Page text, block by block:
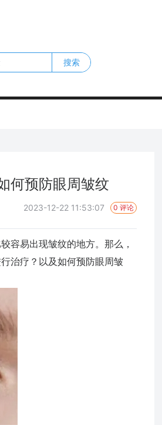
搜索
何预防眼周皱纹
2023-12-22 11:53:07 0 评论
易出现皱纹的地方。那么，
治疗？以及如何预防眼周皱